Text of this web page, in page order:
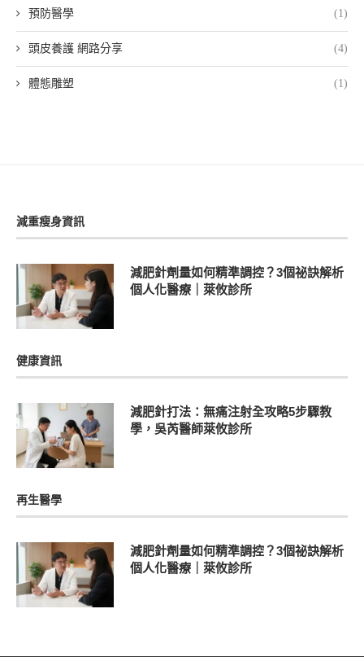
預防醫學 (1)
頭皮養護 網路分享 (4)
體態雕塑 (1)
減重瘦身資訊
減肥針劑量如何精準調控？3個祕訣解析
個人化醫療｜萊攸診所
健康資訊
減肥針打法：無痛注射全攻略5步驟教
學，吳芮醫師萊攸診所
再生醫學
減肥針劑量如何精準調控？3個祕訣解析
個人化醫療｜萊攸診所